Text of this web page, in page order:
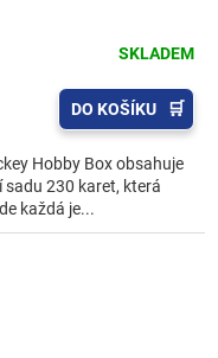
SKLADEM
DO KOŠÍKU
Hobby Box obsahuje
sadu 230 karet, která
každá je...